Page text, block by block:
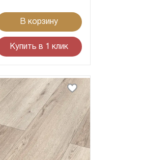
В корзину
Купить в 1 клик